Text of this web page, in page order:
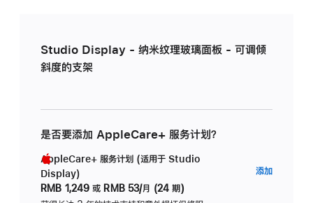
Studio Display - 纳米纹理玻璃面板 - 可调倾
斜度的支架
是否要添加 AppleCare+ 服务计划？
AppleCare+ 服务计划 (适用于 Studio
Display)
RMB 1,249 或 RMB 53/月 (24 期)
添加